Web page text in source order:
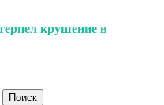
крушение в
Поиск